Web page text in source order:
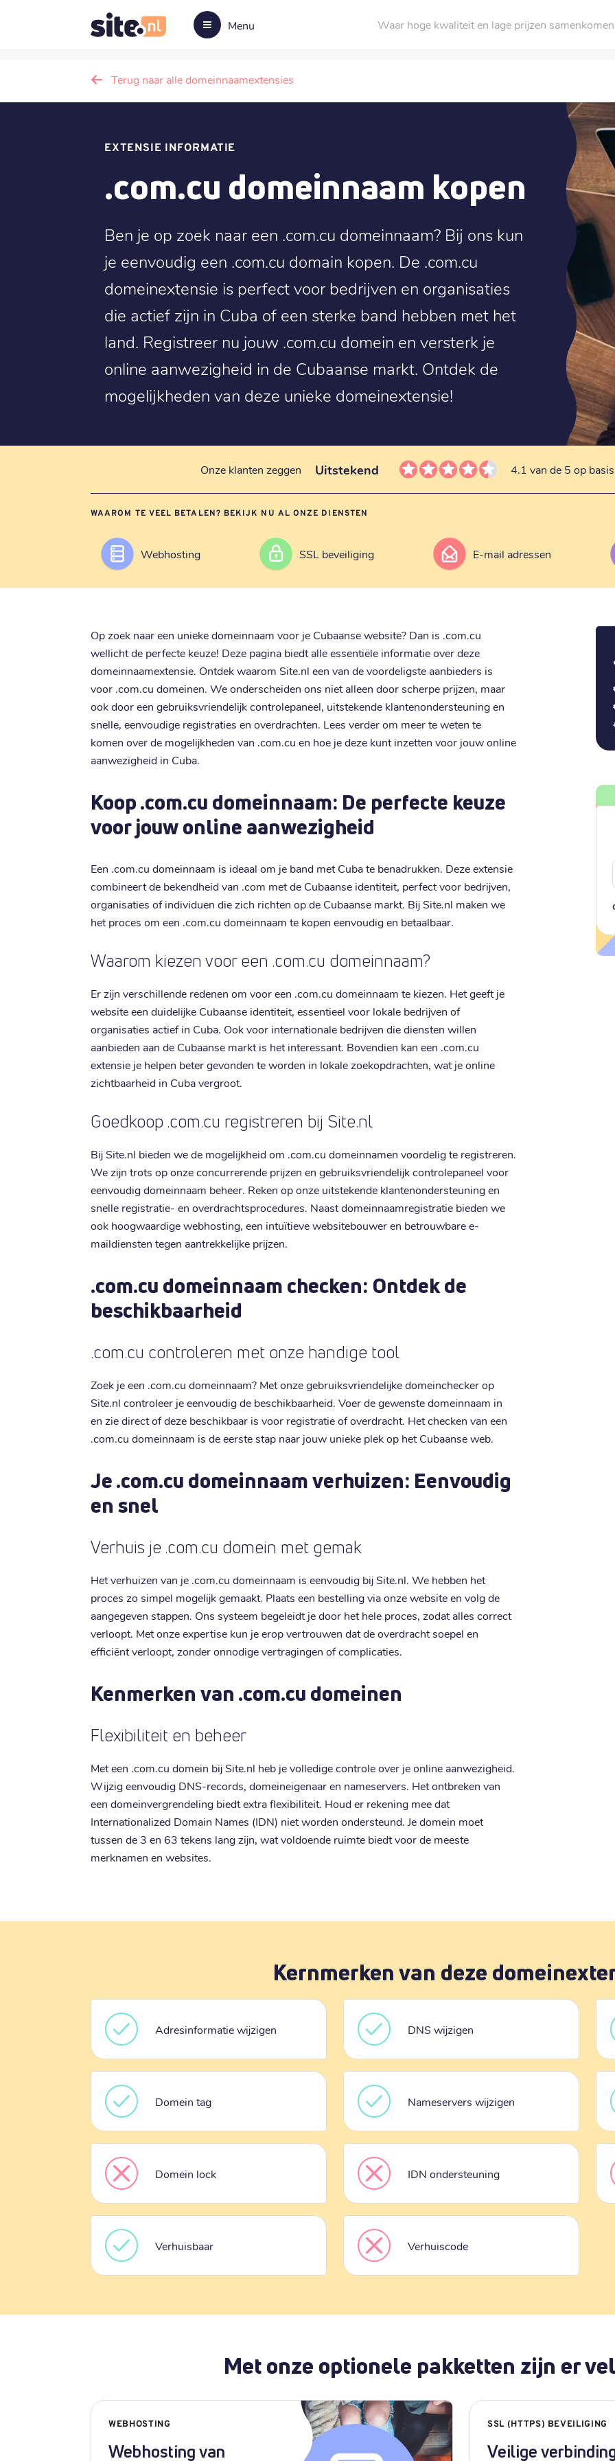
Menu Waar hoge kwaliteit en lage prijzen samenkomen
Terug naar alle domeinnaamextensies
EXTENSIE INFORMATIE
.com.cu domeinnaam kopen
Ben je op zoek naar een .com.cu domeinnaam? Bij ons kun
je eenvoudig een .com.cu domain kopen. De .com.cu
domeinextensie is perfect voor bedrijven en organisaties
die actief zijn in Cuba of een sterke band hebben met het
land. Registreer nu jouw .com.cu domein en versterk je
online aanwezigheid in de Cubaanse markt. Ontdek de
mogelijkheden van deze unieke domeinextensie!
Onze klanten zeggen Uitstekend 4.1 van de 5 op
WAAROM TE VEEL BETALEN? BEKIJK NU AL ONZE DIENSTEN
Webhosting SSL beveiliging E-mail adressen
Op zoek naar een unieke domeinnaam voor je Cubaanse website? Dan is .com.cu
wellicht de perfecte keuze! Deze pagina biedt alle essentiële informatie over deze
domeinnaamextensie. Ontdek waarom Site.nl een van de voordeligste aanbieders is
voor .com.cu domeinen. We onderscheiden ons niet alleen door scherpe prijzen, maar
ook door een gebruiksvriendelijk controlepaneel, uitstekende klantenondersteuning en
snelle, eenvoudige registraties en overdrachten. Lees verder om meer te weten te
komen over de mogelijkheden van .com.cu en hoe je deze kunt inzetten voor jouw online
aanwezigheid in Cuba.
Koop .com.cu domeinnaam: De perfecte keuze
voor jouw online aanwezigheid
Een .com.cu domeinnaam is ideaal om je band met Cuba te benadrukken. Deze extensie
combineert de bekendheid van .com met de Cubaanse identiteit, perfect voor bedrijven,
organisaties of individuen die zich richten op de Cubaanse markt. Bij Site.nl maken we
het proces om een .com.cu domeinnaam te kopen eenvoudig en betaalbaar.
Waarom kiezen voor een .com.cu domeinnaam?
Er zijn verschillende redenen om voor een .com.cu domeinnaam te kiezen. Het geeft je
website een duidelijke Cubaanse identiteit, essentieel voor lokale bedrijven of
organisaties actief in Cuba. Ook voor internationale bedrijven die diensten willen
aanbieden aan de Cubaanse markt is het interessant. Bovendien kan een .com.cu
extensie je helpen beter gevonden te worden in lokale zoekopdrachten, wat je online
zichtbaarheid in Cuba vergroot.
Goedkoop .com.cu registreren bij Site.nl
Bij Site.nl bieden we de mogelijkheid om .com.cu domeinnamen voordelig te registreren.
We zijn trots op onze concurrerende prijzen en gebruiksvriendelijk controlepaneel voor
eenvoudig domeinnaam beheer. Reken op onze uitstekende klantenondersteuning en
snelle registratie- en overdrachtsprocedures. Naast domeinnaamregistratie bieden we
ook hoogwaardige webhosting, een intuïtieve websitebouwer en betrouwbare e-
maildiensten tegen aantrekkelijke prijzen.
.com.cu domeinnaam checken: Ontdek de
beschikbaarheid
.com.cu controleren met onze handige tool
Zoek je een .com.cu domeinnaam? Met onze gebruiksvriendelijke domeinchecker op
Site.nl controleer je eenvoudig de beschikbaarheid. Voer de gewenste domeinnaam in
en zie direct of deze beschikbaar is voor registratie of overdracht. Het checken van een
.com.cu domeinnaam is de eerste stap naar jouw unieke plek op het Cubaanse web.
Je .com.cu domeinnaam verhuizen: Eenvoudig
en snel
Verhuis je .com.cu domein met gemak
Het verhuizen van je .com.cu domeinnaam is eenvoudig bij Site.nl. We hebben het
proces zo simpel mogelijk gemaakt. Plaats een bestelling via onze website en volg de
aangegeven stappen. Ons systeem begeleidt je door het hele proces, zodat alles correct
verloopt. Met onze expertise kun je erop vertrouwen dat de overdracht soepel en
efficiënt verloopt, zonder onnodige vertragingen of complicaties.
Kenmerken van .com.cu domeinen
Flexibiliteit en beheer
Met een .com.cu domein bij Site.nl heb je volledige controle over je online aanwezigheid.
Wijzig eenvoudig DNS-records, domeineigenaar en nameservers. Het ontbreken van
een domeinvergrendeling biedt extra flexibiliteit. Houd er rekening mee dat
Internationalized Domain Names (IDN) niet worden ondersteund. Je domein moet
tussen de 3 en 63 tekens lang zijn, wat voldoende ruimte biedt voor de meeste
merknamen en websites.
Kernmerken van deze
Adresinformatie wijzigen DNS wijzigen
Domein tag Nameservers wijzigen
Domein lock IDN ondersteuning
Verhuisbaar Verhuiscode
Met onze optionele pakketten zijn er
WEBHOSTING
Webhosting van
SSL (HTTPS) BEVEILIGING
Veilige